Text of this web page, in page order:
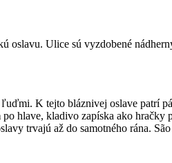
oslavu. Ulice sú vyzdobené
K tejto bláznivej oslave patrí
hlave, kladivo zapíska ako hračky
trvajú až do samotného rána.